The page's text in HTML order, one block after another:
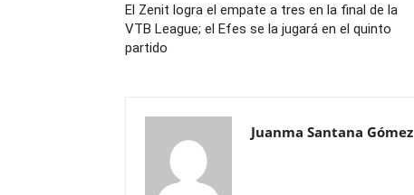
El Zenit logra el empate a tres en la final de la
VTB League; el Efes se la jugará en el quinto
partido
Juanma Santana Gómez